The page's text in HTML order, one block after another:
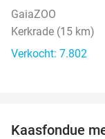
GaiaZOO
Kerkrade (15 km)
Verkocht: 7.802
Kaasfondue